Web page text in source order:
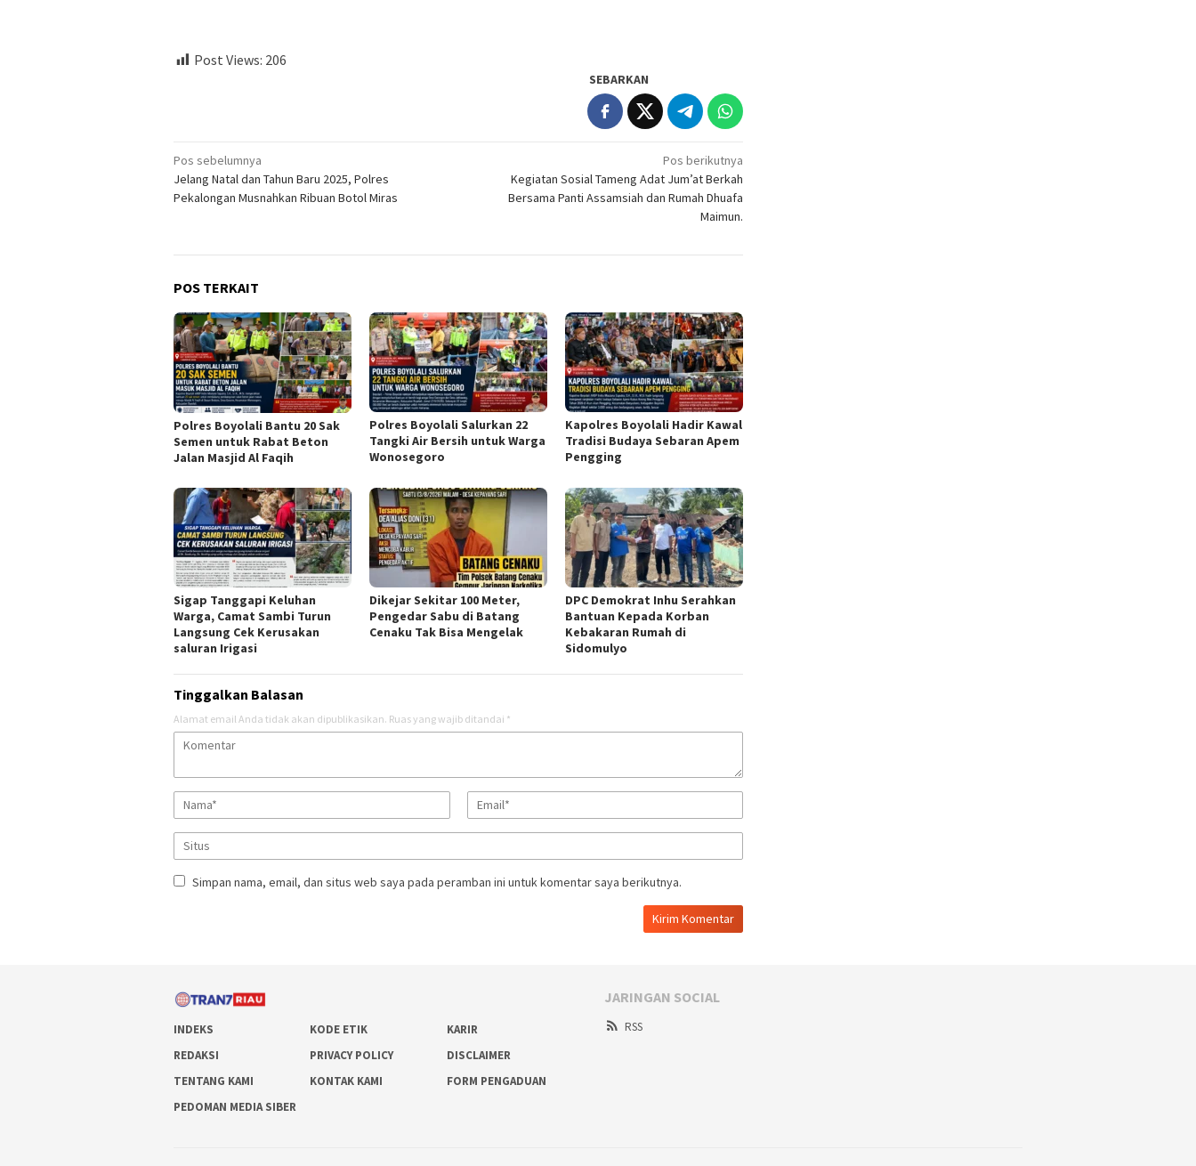
Post Views: 206
SEBARKAN
Navigasi
pos
Pos sebelumnya
Jelang Natal dan Tahun Baru 2025, Polres
Pekalongan Musnahkan Ribuan Botol Miras
Pos berikutnya
Kegiatan Sosial Tameng Adat Jum’at Berkah
Bersama Panti Assamsiah dan Rumah Dhuafa
Maimun.
POS TERKAIT
Polres Boyolali Bantu 20 Sak
Semen untuk Rabat Beton
Jalan Masjid Al Faqih
Polres Boyolali Salurkan 22
Tangki Air Bersih untuk Warga
Wonosegoro
Kapolres Boyolali Hadir Kawal
Tradisi Budaya Sebaran Apem
Pengging
Sigap Tanggapi Keluhan
Warga, Camat Sambi Turun
Langsung Cek Kerusakan
saluran Irigasi
Dikejar Sekitar 100 Meter,
Pengedar Sabu di Batang
Cenaku Tak Bisa Mengelak
DPC Demokrat Inhu Serahkan
Bantuan Kepada Korban
Kebakaran Rumah di
Sidomulyo
Tinggalkan Balasan
Alamat email Anda tidak akan dipublikasikan. Ruas yang wajib ditandai *
Simpan nama, email, dan situs web saya pada peramban ini untuk komentar saya berikutnya.
INDEKS KODE ETIK
KARIR
REDAKSI
PRIVACY POLICY
DISCLAIMER
TENTANG KAMI
KONTAK KAMI
FORM PENGADUAN
PEDOMAN MEDIA SIBER
JARINGAN SOCIAL
RSS